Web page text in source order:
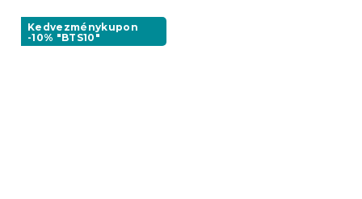
Kedvezménykupon
-10% "BTS10"